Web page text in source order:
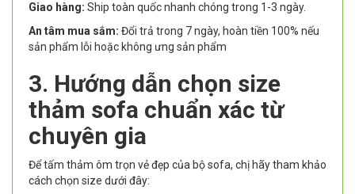
Giao hàng: Ship toàn quốc nhanh chóng trong 1-3 ngày.
An tâm mua sắm: Đổi trả trong 7 ngày, hoàn tiền 100% nếu
sản phẩm lỗi hoặc không ưng sản phẩm
3. Hướng dẫn chọn size
thảm sofa chuẩn xác từ
chuyên gia
Để tấm thảm ôm trọn vẻ đẹp của bộ sofa, chị hãy tham khảo
cách chọn size dưới đây: